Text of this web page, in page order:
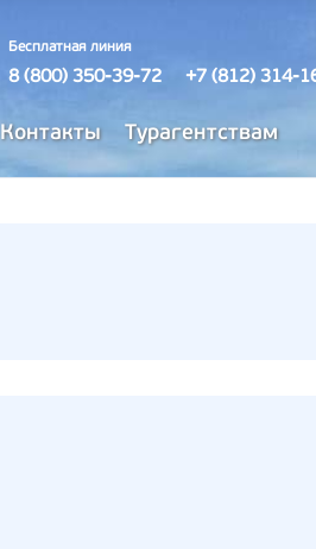
Бесплатная линия
8 (800) 350-39-72 +7 (812) 314-
Контакты Турагентствам